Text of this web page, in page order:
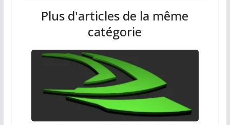
Plus d'articles de la même
catégorie